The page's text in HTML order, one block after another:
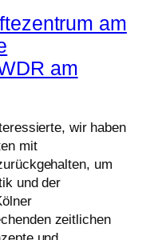
am
am
wir haben
mit
um
und der
zeitlichen